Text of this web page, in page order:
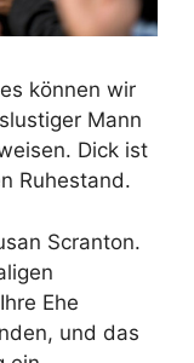
können wir
Mann
Dick ist
Ruhestand.
Scranton.
Ehe
und das